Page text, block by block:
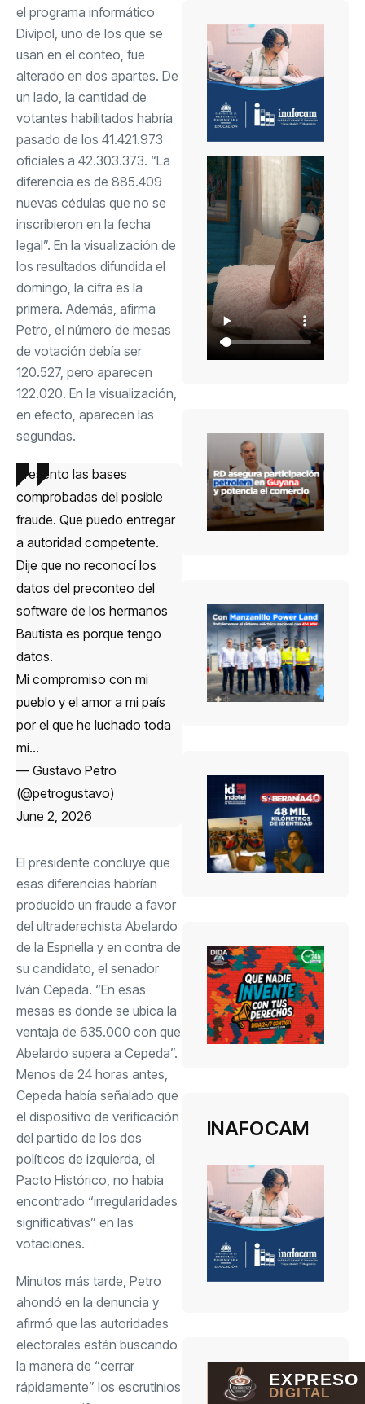
el programa informático
Divipol, uno de los que se
usan en el conteo, fue
alterado en dos apartes. De
un lado, la cantidad de
votantes habilitados habría
pasado de los 41.421.973
oficiales a 42.303.373. “La
diferencia es de 885.409
nuevas cédulas que no se
inscribieron en la fecha
legal”. En la visualización de
los resultados difundida el
domingo, la cifra es la
primera. Además, afirma
Petro, el número de mesas
de votación debía ser
120.527, pero aparecen
122.020. En la visualización,
en efecto, aparecen las
segundas.
Presento las bases
comprobadas del posible
fraude. Que puedo entregar
a autoridad competente.
Dije que no reconocí los
datos del preconteo del
software de los hermanos
Bautista es porque tengo
datos.
Mi compromiso con mi
pueblo y el amor a mi país
por el que he luchado toda
mi…
— Gustavo Petro
(@petrogustavo)
June 2, 2026
El presidente concluye que
esas diferencias habrían
producido un fraude a favor
del ultraderechista Abelardo
de la Espriella y en contra de
su candidato, el senador
Iván Cepeda. “En esas
mesas es donde se ubica la
ventaja de 635.000 con que
Abelardo supera a Cepeda”.
Menos de 24 horas antes,
Cepeda había señalado que
el dispositivo de verificación
del partido de los dos
políticos de izquierda, el
Pacto Histórico, no había
encontrado “irregularidades
significativas” en las
votaciones.
Minutos más tarde, Petro
ahondó en la denuncia y
afirmó que las autoridades
electorales están buscando
la manera de “cerrar
rápidamente” los escrutinios
INAFOCAM
EXPRESO
DIGITAL